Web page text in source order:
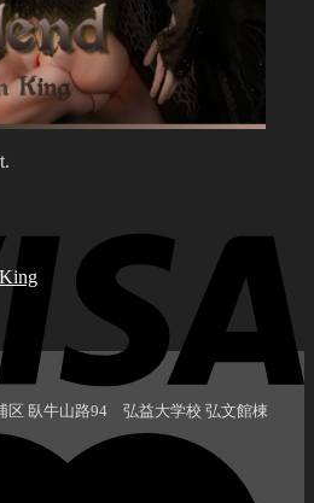
cart.
区 臥牛山路94 弘益大学校 弘文館棟